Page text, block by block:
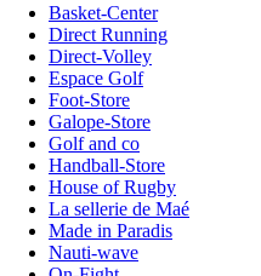
Basket-Center
Direct Running
Direct-Volley
Espace Golf
Foot-Store
Galope-Store
Golf and co
Handball-Store
House of Rugby
La sellerie de Maé
Made in Paradis
Nauti-wave